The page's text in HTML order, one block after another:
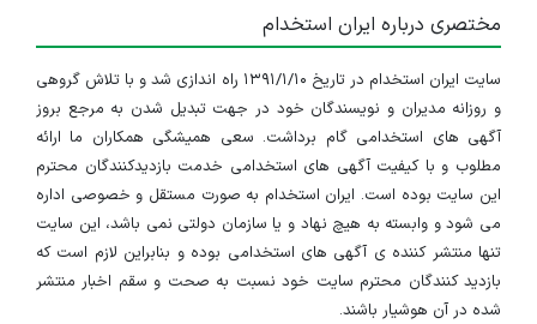
مختصری درباره ایران استخدام
سایت ایران استخدام در تاریخ ۱۳۹۱/۱/۱۰ راه اندازی شد و با تلاش گروهی
و روزانه مدیران و نویسندگان خود در جهت تبدیل شدن به مرجع بروز
آگهی های استخدامی گام برداشت. سعی همیشگی همکاران ما ارائه
مطلوب و با کیفیت آگهی های استخدامی خدمت بازدیدکنندگان محترم
این سایت بوده است. ایران استخدام به صورت مستقل و خصوصی اداره
می شود و وابسته به هیچ نهاد و یا سازمان دولتی نمی باشد، این سایت
تنها منتشر کننده ی آگهی های استخدامی بوده و بنابراین لازم است که
بازدید کنندگان محترم سایت خود نسبت به صحت و سقم اخبار منتشر
شده در آن هوشیار باشند.